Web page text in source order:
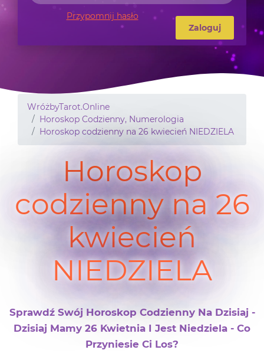
Przypomnij hasło
Zaloguj
WróżbyTarot.Online
Horoskop Codzienny, Numerologia
Horoskop codzienny na 26 kwiecień NIEDZIELA
Horoskop
codzienny na 26
kwiecień
NIEDZIELA
Sprawdź Swój Horoskop Codzienny Na Dzisiaj -
Dzisiaj Mamy 26 Kwietnia I Jest Niedziela - Co
Przyniesie Ci Los?